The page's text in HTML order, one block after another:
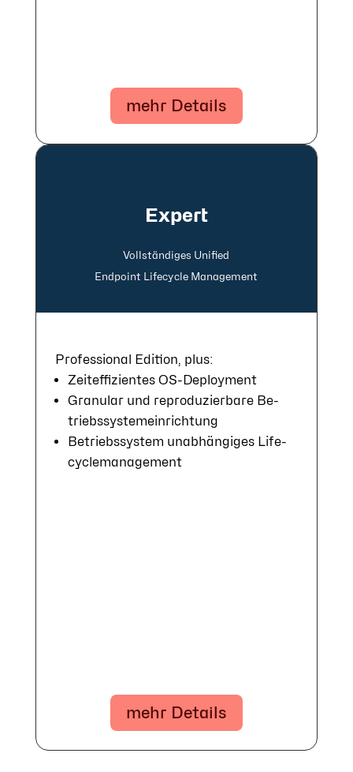
mehr Details
Expert
Voll­ständi­ges Uni­fied
End­point Life­cycle Manage­ment
Professional Edition, plus:
Zeit­ef­fi­zien­tes OS-Deploy­ment
Gra­nu­lar und re­pro­du­zier­ba­re Be­
triebs­sys­tem­ein­rich­tung
Betriebs­system un­ab­hän­gi­ges Life­
cycle­ma­nage­ment
mehr Details